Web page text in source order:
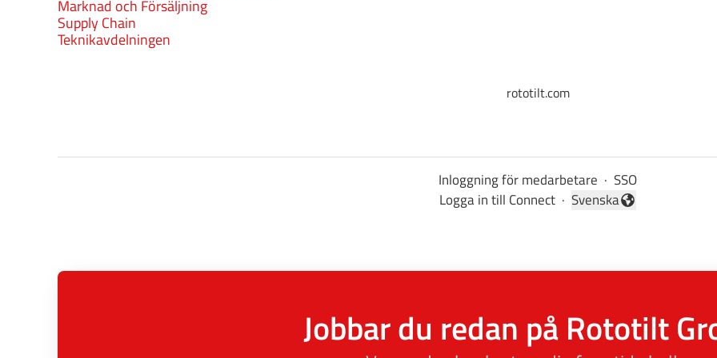
Marknad och Försäljning
Supply Chain
Teknikavdelningen
rototilt.com
Inloggning för medarbetare · SSO
Logga in till Connect · Byt språk
Svenska
Jobbar du redan på Rototilt